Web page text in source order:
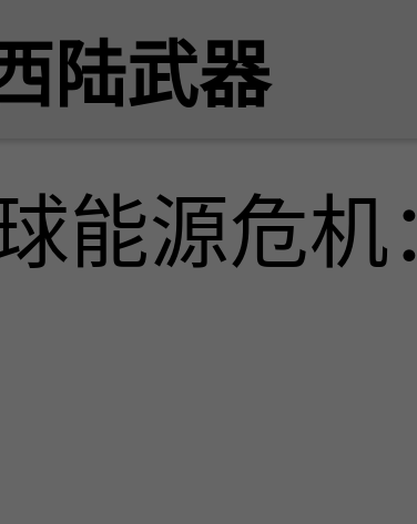
陆武器
能源危机